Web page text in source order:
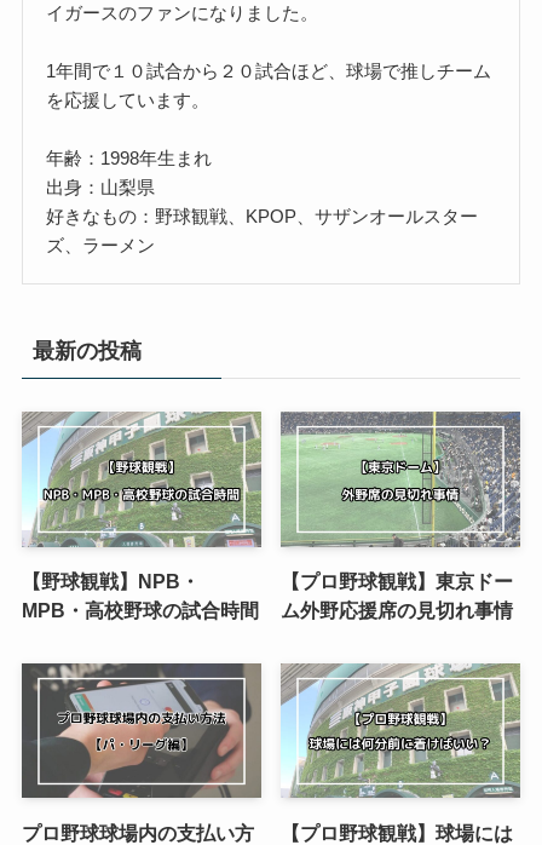
イガースのファンになりました。
1年間で１０試合から２０試合ほど、球場で推しチーム
を応援しています。
年齢：1998年生まれ
出身：山梨県
好きなもの：野球観戦、KPOP、サザンオールスター
ズ、ラーメン
最新の投稿
【野球観戦】NPB・
MPB・高校野球の試合時間
【プロ野球観戦】東京ドー
ム外野応援席の見切れ事情
プロ野球球場内の支払い方
【プロ野球観戦】球場には